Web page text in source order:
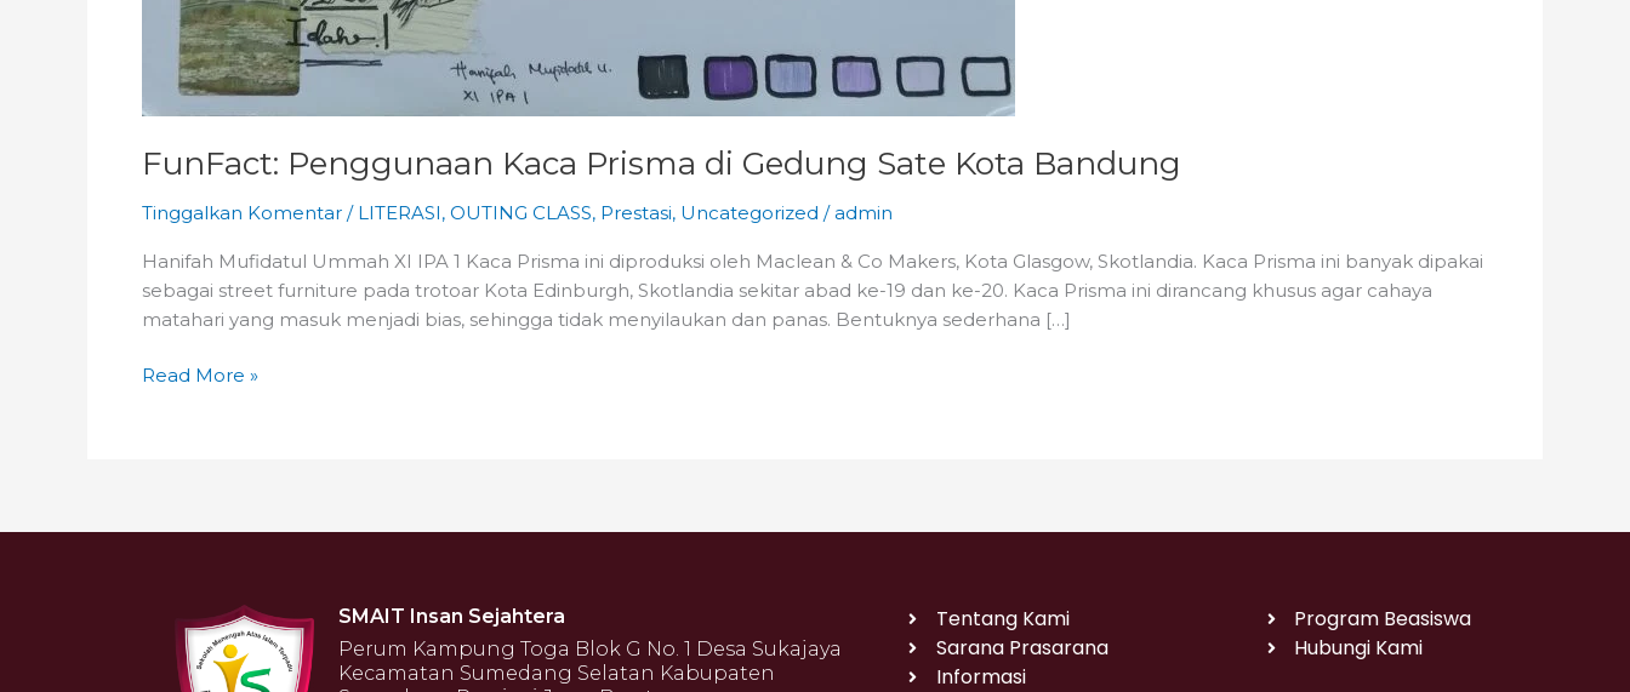
FunFact: Penggunaan Kaca Prisma di Gedung Sate Kota Bandung
Tinggalkan Komentar / LITERASI, OUTING CLASS, Prestasi, Uncategorized /admin
Hanifah Mufidatul Ummah XI IPA 1 Kaca Prisma ini diproduksi oleh Maclean & Co Makers, Kota Glasgow, Skotlandia. Kaca Prisma ini banyak dipakai
sebagai street furniture pada trotoar Kota Edinburgh, Skotlandia sekitar abad ke-19 dan ke-20. Kaca Prisma ini dirancang khusus agar cahaya
matahari yang masuk menjadi bias, sehingga tidak menyilaukan dan panas. Bentuknya sederhana […]
Read More »
SMAIT Insan Sejahtera
Perum Kampung Toga Blok G No. 1 Desa Sukajaya
Kecamatan Sumedang Selatan Kabupaten
Tentang Kami
Sarana Prasarana
Informasi
Program Beasiswa
Hubungi Kami